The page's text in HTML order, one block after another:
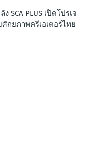
ง SCA PLUS เปิดโปรเจ
ศักยภาพครีเอเตอร์ไทย